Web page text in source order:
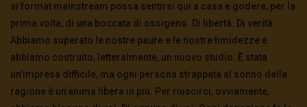
ai format mainstream possa sentirsi qui a casa e godere, per la
prima volta, di una boccata di ossigeno. Di libertà. Di verità.
Abbiamo superato le nostre paure e le nostre timidezze e
abbiamo costruito, letteralmente, un nuovo studio. È stata
un’impresa difficile, ma ogni persona strappata al sonno della
ragione è un’anima libera in più. Per riuscirci, ovviamente,